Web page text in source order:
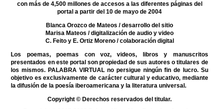
con más de 4,500 millones de accesos a las diferentes páginas del
portal a partir del 10 de mayo de 2004
Blanca Orozco de Mateos / desarrollo del sitio
Marisa Mateos / digitalización de audio y video
C. Feito y E. Ortiz Moreno/ colaboración digital
Los poemas, poemas con voz, videos, libros y manuscritos
presentados en este portal son propiedad de sus autores o titulares de
los mismos. PALABRA VIRTUAL no persigue ningún fin de lucro. Su
objetivo es exclusivamente de carácter cultural y educativo, mediante
la difusión de la poesía iberoamericana y la literatura universal.
Copyright © Derechos reservados del titular.